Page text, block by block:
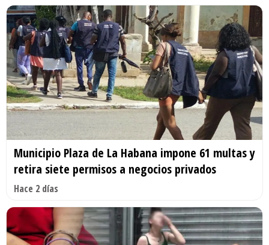
Municipio Plaza de La Habana impone 61 multas y
retira siete permisos a negocios privados
Hace 2 días